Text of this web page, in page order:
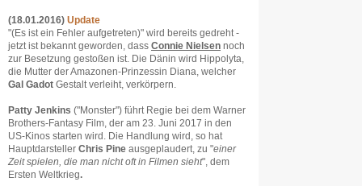
(18.01.2016) Update
"(Es ist ein Fehler aufgetreten)" wird bereits gedreht -
jetzt ist bekannt geworden, dass Connie Nielsen noch
zur Besetzung gestoßen ist. Die Dänin wird Hippolyta,
die Mutter der Amazonen-Prinzessin Diana, welcher
Gal Gadot Gestalt verleiht, verkörpern.
Patty Jenkins ("Monster") führt Regie bei dem Warner
Brothers-Fantasy Film, der am 23. Juni 2017 in den
US-Kinos starten wird. Die Handlung wird, so hat
Hauptdarsteller Chris Pine ausgeplaudert, zu "einer
Zeit spielen, die man nicht oft in Filmen sieht", dem
Ersten Weltkrieg.